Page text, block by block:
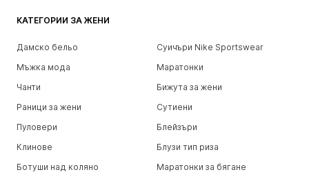
КАТЕГОРИИ ЗА ЖЕНИ
Дамско бельо
Суичъри Nike Sportswear
Мъжка мода
Маратонки
Чанти
Бижута за жени
Раници за жени
Сутиени
Пуловери
Блейзъри
Клинове
Блузи тип риза
Ботуши над коляно
Маратонки за бягане